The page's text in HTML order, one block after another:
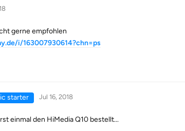
gerne empfohlen
i/163007930614?chn=ps
starter Jul 16, 2018
einmal den HiMedia Q10 bestellt...